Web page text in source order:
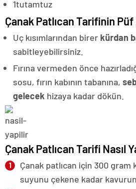
1tutamtuz
Çanak Patlıcan Tarifinin Püf
Uç kısımlarından birer kürdan
sabitleyebilirsiniz.
Fırına vermeden önce
sosu, fırın kabının tabanına,
gelecek hizaya kadar dökün.
Çanak Patlıcan Tarifi Nasıl
Çanak patlıcan için 300 gram
suyunu çekene kadar kavurun.